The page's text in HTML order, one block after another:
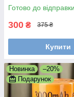
Готово до відправки
300 ₴ 375 ₴
Купити
Новинка
–20%
Подарунок